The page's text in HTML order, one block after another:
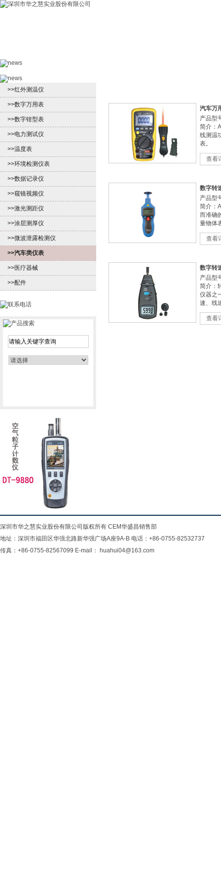
>>红外测温仪
>>数字万用表
>>数字钳型表
>>电力测试仪
>>温度表
>>环境检测仪表
>>数据记录仪
>>窥镜视频仪
>>激光测距仪
>>涂层测厚仪
>>微波泄露检测仪
>>汽车类仪表
>>医疗器械
>>配件
汽车万
产品型
简介：
线测温
表。
查看
数字转
产品型
简介：
而准确
量物体
查看
数字转
产品型
简介：
仪器之
速、线
查看
深圳市华之慧实业股份有限公司版权所有 CEM华盛昌销售部
地址：深圳市福田区华强北路新华强广场A座9A-B 电话：+86-0755-82532737
传真：+86-0755-82567099 E-mail： huahui04@163.com